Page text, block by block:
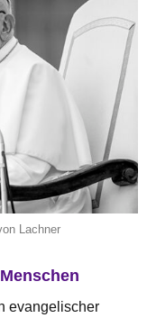
Lachner
evangelischer